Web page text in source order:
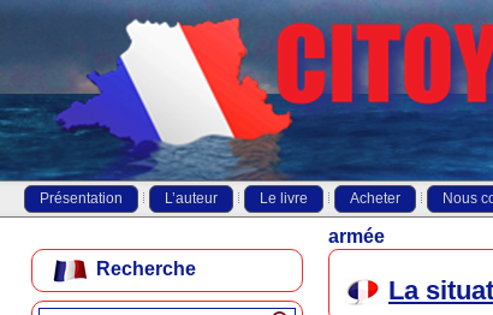
Présentation L’auteur Le livre Acheter Nous
Recherche
armée
La